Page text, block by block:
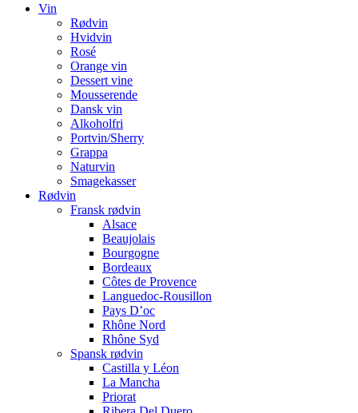
Vin
Rødvin
Hvidvin
Rosé
Orange vin
Dessert vine
Mousserende
Dansk vin
Alkoholfri
Portvin/Sherry
Grappa
Naturvin
Smagekasser
Rødvin
Fransk rødvin
Alsace
Beaujolais
Bourgogne
Bordeaux
Côtes de Provence
Languedoc-Rousillon
Pays D’oc
Rhône Nord
Rhône Syd
Spansk rødvin
Castilla y Léon
La Mancha
Priorat